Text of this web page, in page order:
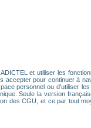
et utiliser les
pour continuer à
personnel ou d’utiliser
Seule la version
des CGU, et ce par tout